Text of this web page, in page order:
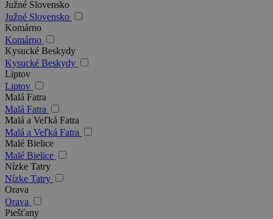
Južné Slovensko
Južné Slovensko
Komárno
Komárno
Kysucké Beskydy
Kysucké Beskydy
Liptov
Liptov
Malá Fatra
Malá Fatra
Malá a Veľká Fatra
Malá a Veľká Fatra
Malé Bielice
Malé Bielice
Nízke Tatry
Nízke Tatry
Orava
Orava
Piešťany